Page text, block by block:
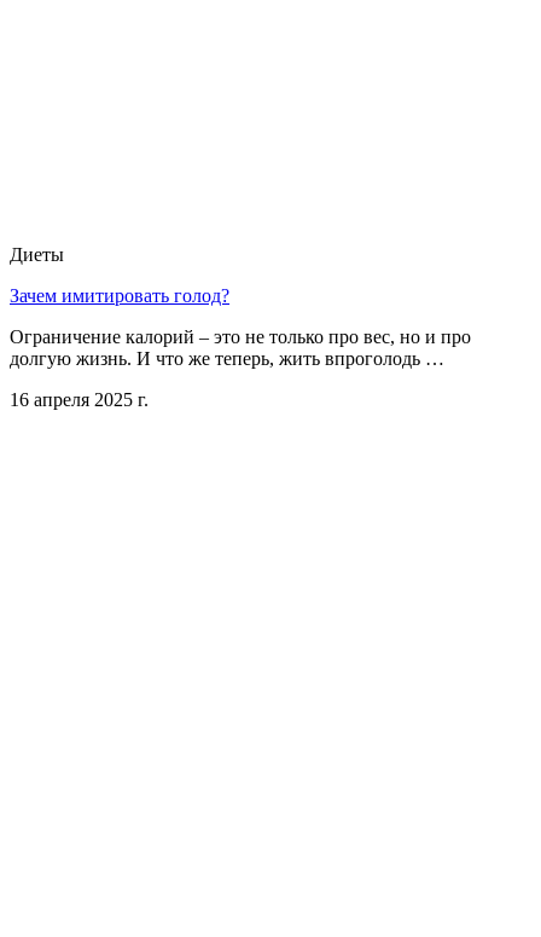
Диеты
Зачем имитировать голод?
Ограничение калорий – это не только про вес, но и про
долгую жизнь. И что же теперь, жить впроголодь …
16 апреля 2025 г.